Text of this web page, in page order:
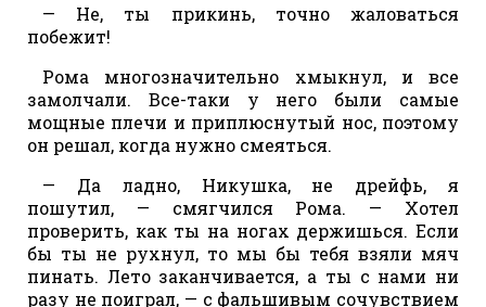
— Не, ты прикинь, точно жаловаться
побежит!
Рома многозначительно хмыкнул, и все
замолчали. Все-таки у него были самые
мощные плечи и приплюснутый нос, поэтому
он решал, когда нужно смеяться.
— Да ладно, Никушка, не дрейфь, я
пошутил, — смягчился Рома. — Хотел
проверить, как ты на ногах держишься. Если
бы ты не рухнул, то мы бы тебя взяли мяч
пинать. Лето заканчивается, а ты с нами ни
разу не поиграл, — с фальшивым сочувствием